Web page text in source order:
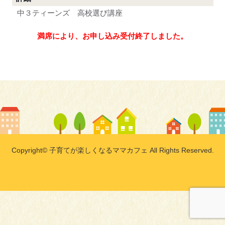
中３ティーンズ 高校選び講座
満席により、お申し込み受付終了しました。
Copyright© 子育てが楽しくなるママカフェ All Rights Reserved.